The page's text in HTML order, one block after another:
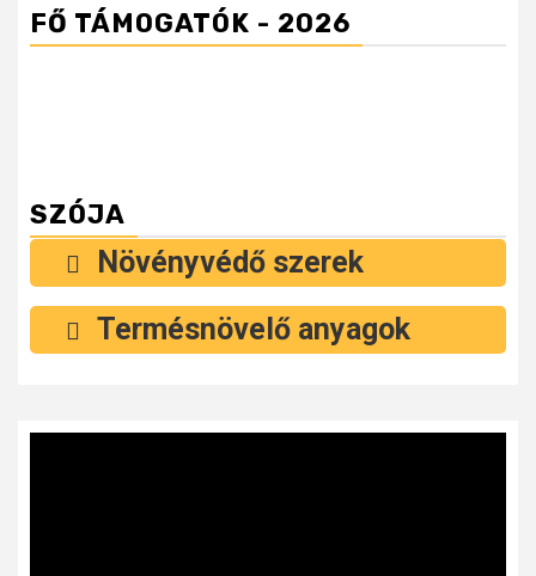
FŐ TÁMOGATÓK - 2026
SZÓJA
Növényvédő szerek
Termésnövelő anyagok